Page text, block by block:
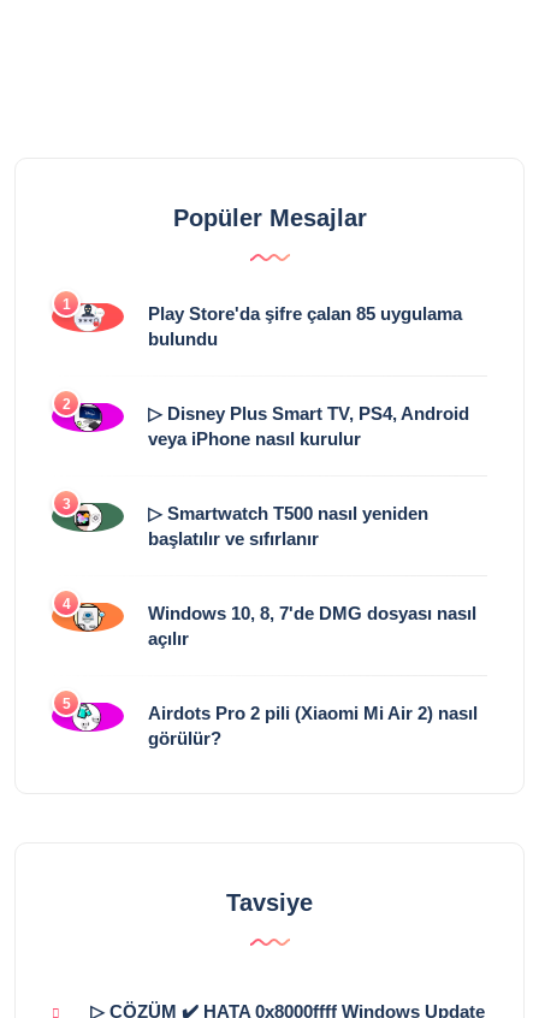
Popüler Mesajlar
1
Play Store'da şifre çalan 85 uygulama
bulundu
2
▷ Disney Plus Smart TV, PS4, Android
veya iPhone nasıl kurulur
3
▷ Smartwatch T500 nasıl yeniden
başlatılır ve sıfırlanır
4
Windows 10, 8, 7'de DMG dosyası nasıl
açılır
5
Airdots Pro 2 pili (Xiaomi Mi Air 2) nasıl
görülür?
Tavsiye
▷ ÇÖZÜM ✔️ HATA 0x8000ffff Windows Update